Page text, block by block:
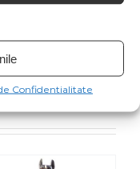
Confidentialitate
Product